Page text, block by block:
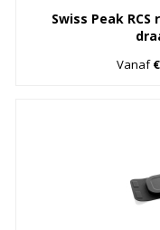
Swiss Peak
Vanaf